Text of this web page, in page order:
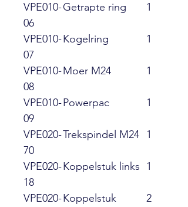
VPE010-
06
Getrapte ring 1
VPE010-
07
Kogelring 1
VPE010-
08
Moer M24 1
VPE010-
09
Powerpac 1
VPE020-
70
Trekspindel M24 1
VPE020-
18
Koppelstuk links 1
VPE020-Koppelstuk 2